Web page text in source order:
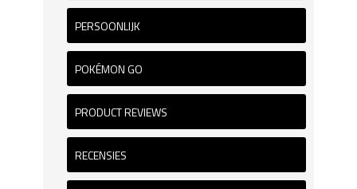
PERSOONLIJK
POKÉMON GO
PRODUCT REVIEWS
RECENSIES